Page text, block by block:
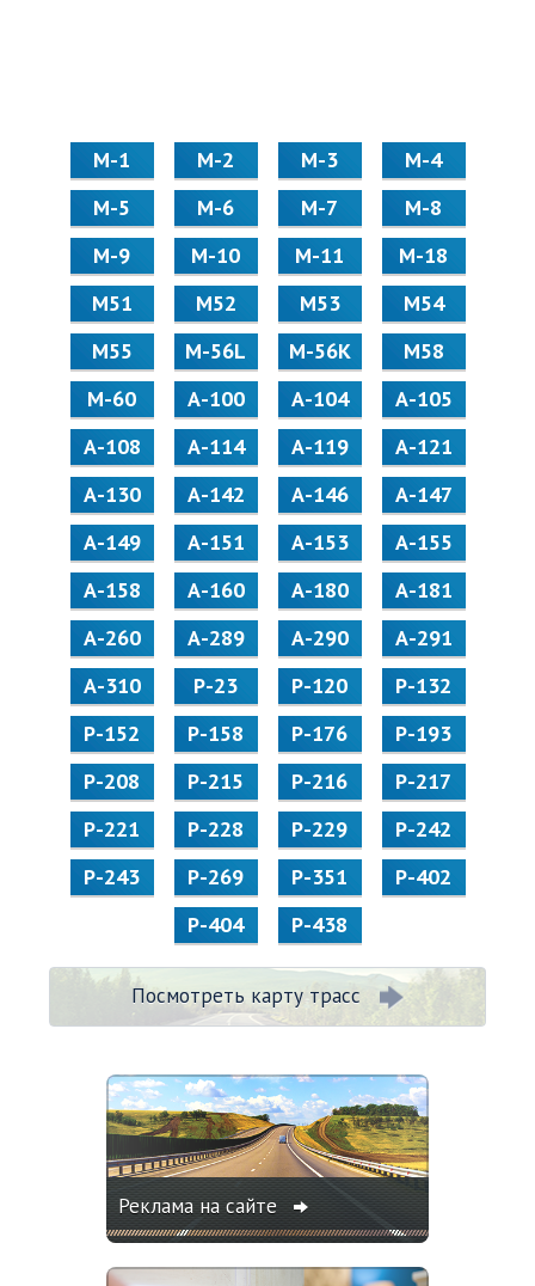
М-1 М-2 М-3
М-4
М-5
М-6 М-7
М-8
М-9
М-10 М-11
М-18
М51
М52 М53
М54
М55
M-56L M-56K
М58
M-60
А-100 А-104
А-105
А-108
А-114 А-119
А-121
А-130
А-142 А-146
А-147
А-149
А-151 А-153
А-155
А-158
А-160 А-180
А-181
А-260
А-289 А-290
А-291
А-310
Р-23 Р-120
Р-132
Р-152
Р-158 Р-176
Р-193
Р-208
Р-215 Р-216
Р-217
Р-221
Р-228 Р-229
Р-242
Р-243
Р-269 Р-351
Р-402
Р-404
Р-438
Посмотреть карту трасс
Реклама на сайте